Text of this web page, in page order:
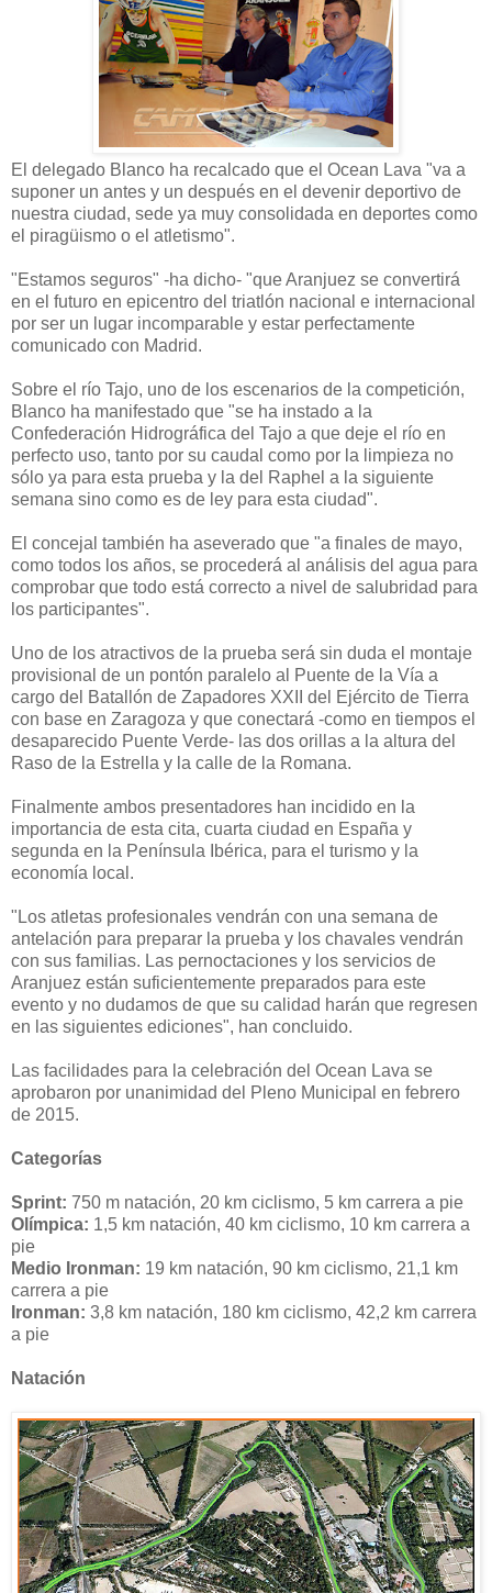
El delegado Blanco ha recalcado que el Ocean Lava "va a
suponer un antes y un después en el devenir deportivo de
nuestra ciudad, sede ya muy consolidada en deportes como
el piragüismo o el atletismo".
"Estamos seguros" -ha dicho- "que Aranjuez se convertirá
en el futuro en epicentro del triatlón nacional e internacional
por ser un lugar incomparable y estar perfectamente
comunicado con Madrid.
Sobre el río Tajo, uno de los escenarios de la competición,
Blanco ha manifestado que "se ha instado a la
Confederación Hidrográfica del Tajo a que deje el río en
perfecto uso, tanto por su caudal como por la limpieza no
sólo ya para esta prueba y la del Raphel a la siguiente
semana sino como es de ley para esta ciudad".
El concejal también ha aseverado que "a finales de mayo,
como todos los años, se procederá al análisis del agua para
comprobar que todo está correcto a nivel de salubridad para
los participantes".
Uno de los atractivos de la prueba será sin duda el montaje
provisional de un pontón paralelo al Puente de la Vía a
cargo del Batallón de Zapadores XXII del Ejército de Tierra
con base en Zaragoza y que conectará -como en tiempos el
desaparecido Puente Verde- las dos orillas a la altura del
Raso de la Estrella y la calle de la Romana.
Finalmente ambos presentadores han incidido en la
importancia de esta cita, cuarta ciudad en España y
segunda en la Península Ibérica, para el turismo y la
economía local.
"Los atletas profesionales vendrán con una semana de
antelación para preparar la prueba y los chavales vendrán
con sus familias. Las pernoctaciones y los servicios de
Aranjuez están suficientemente preparados para este
evento y no dudamos de que su calidad harán que regresen
en las siguientes ediciones", han concluido.
Las facilidades para la celebración del Ocean Lava se
aprobaron por unanimidad del Pleno Municipal en febrero
de 2015.
Categorías
Sprint: 750 m natación, 20 km ciclismo, 5 km carrera a pie
Olímpica: 1,5 km natación, 40 km ciclismo, 10 km carrera a
pie
Medio Ironman: 19 km natación, 90 km ciclismo, 21,1 km
carrera a pie
Ironman: 3,8 km natación, 180 km ciclismo, 42,2 km carrera
a pie
Natación